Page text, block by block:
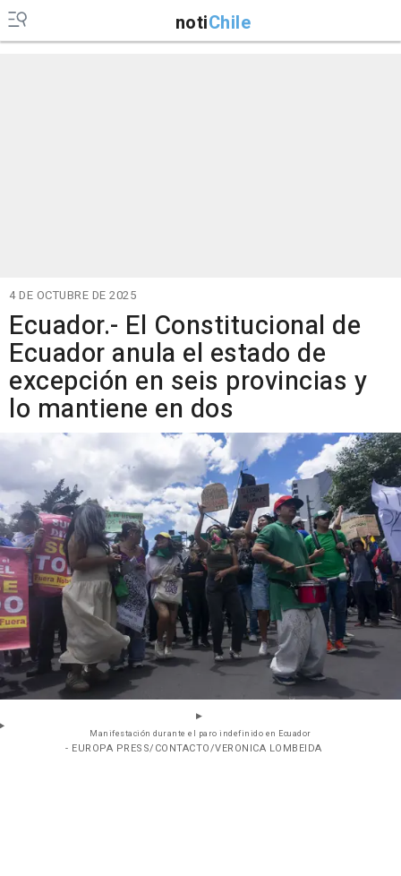
notiChile
4 DE OCTUBRE DE 2025
Ecuador.- El Constitucional de
Ecuador anula el estado de
excepción en seis provincias y
lo mantiene en dos
Manifestación durante el paro indefinido en Ecuador
- EUROPA PRESS/CONTACTO/VERONICA LOMBEIDA